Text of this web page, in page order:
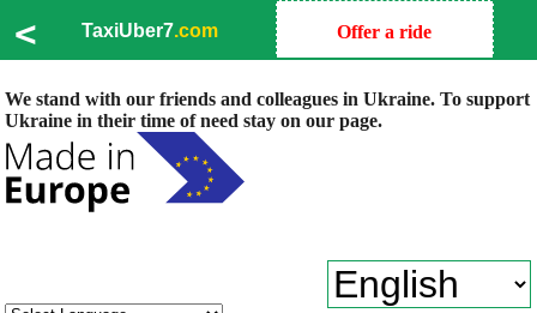
< TaxiUber7.com Offer a ride
We stand with our friends and colleagues in Ukraine. To support
Ukraine in their time of need stay on our page.